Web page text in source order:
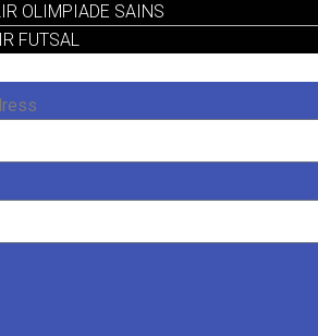
OLIMPIADE SAINS
FUTSAL